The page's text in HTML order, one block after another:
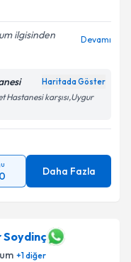
ilgisinden
Devamı
Haritada Göster
karşısı,Uygur
Daha Fazla
Soydinç
+1diğer